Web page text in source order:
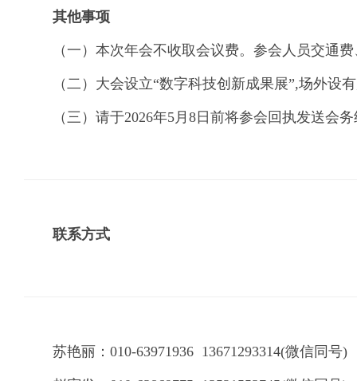
其他事项
（一）本次年会不收取会议费。参会人员交通
（二）大会设立“数字科技创新成果展”,场外
（三）请于2026年5月8日前将参会回执发送会
联系方式
苏艳丽：010-63971936 13671293314(微信同号)